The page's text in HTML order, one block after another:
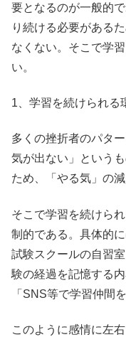
要となるのが一般的
り続ける必要がある
なくない。そこで学
い。
1、学習を続けられる
多くの挫折者のパタ
気が出ない」という
ため、「やる気」の
そこで学習を続けら
制的である。具体的
試験スクールの自習
験の経過を記憶する
「SNS等で学習仲間
このように感情に左